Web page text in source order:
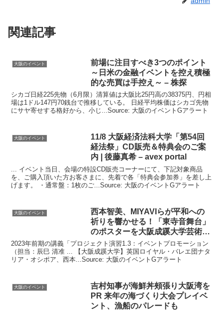
関連記事
大阪のイベント
前場に注目すべき3つのポイント
～日米の金融イベント を控え積極
的な売買は手控え～ – 株探
シカゴ日経225先物（6月限）清算値は大阪比25円高の38375円、円相
場は1ドル147円70銭台で推移している。 日経平均株価はシカゴ先物
にサヤ寄せする格好から、小じ...Source: 大阪のイベントGアラート
大阪のイベント 11/8 大阪経済法科大学「第54回
経法祭」CD販売＆特典会のご案
内 | 後藤真希 – avex portal
... イベント当日、会場の特設CD販売コーナーにて、下記対象商品
を、ご購入頂いた方お客さまに、先着で各「特典会参加券」を差し上
げます。 ・通常盤：1枚のご...Source: 大阪のイベントGアラート
大阪のイベント
西本智美、MIYAVIらが平和への
祈りを響かせる！「東寺音舞台」
のポスターを大阪成蹊大学芸術
…
2023年前期の講義「プロジェクト演習1.3：イベントプロモーション
（担当：辰巳 清准 ... 【大阪成蹊大学】英国ロイヤル・バレエ団ナタ
リア・オシポア、西本...Source: 大阪のイベントGアラート
大阪のイベント 吉村知事が海鮮丼頰張り 大阪湾を
PR 来年の海づくり大会プレイベ
ント 、漁船のパレードも